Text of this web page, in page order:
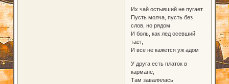
Их чай остывший не пугает.
Пусть молча, пусть без
слов, но рядом.
И боль, как лед осевший
тает,
И все не кажется уж адом
У друга есть платок в
кармане,
Там завалялась